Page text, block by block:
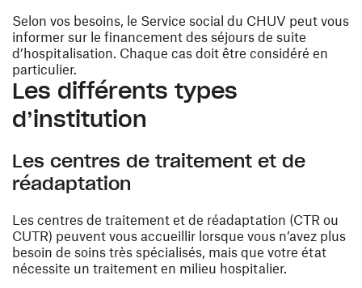
Selon vos besoins, le Service social du CHUV peut vous
informer sur le financement des séjours de suite
d’hospitalisation. Chaque cas doit être considéré en
particulier.
Les différents types
d’institution
Les centres de traitement et de
réadaptation
Les centres de traitement et de réadaptation (CTR ou
CUTR) peuvent vous accueillir lorsque vous n’avez plus
besoin de soins très spécialisés, mais que votre état
nécessite un traitement en milieu hospitalier.